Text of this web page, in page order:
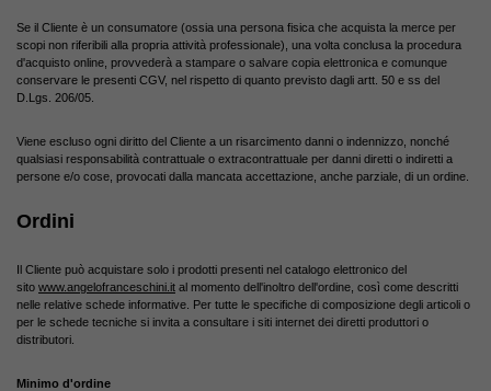
Se il Cliente è un consumatore (ossia una persona fisica che acquista la merce per
scopi non riferibili alla propria attività professionale), una volta conclusa la procedura
d'acquisto online, provvederà a stampare o salvare copia elettronica e comunque
conservare le presenti CGV, nel rispetto di quanto previsto dagli artt. 50 e ss del
D.Lgs. 206/05.
Viene escluso ogni diritto del Cliente a un risarcimento danni o indennizzo, nonché
qualsiasi responsabilità contrattuale o extracontrattuale per danni diretti o indiretti a
persone e/o cose, provocati dalla mancata accettazione, anche parziale, di un ordine.
Ordini
Il Cliente può acquistare solo i prodotti presenti nel catalogo elettronico del
sito www.angelofranceschini.it al momento dell'inoltro dell'ordine, così come descritti
nelle relative schede informative. Per tutte le specifiche di composizione degli articoli o
per le schede tecniche si invita a consultare i siti internet dei diretti produttori o
distributori.
Minimo d'ordine